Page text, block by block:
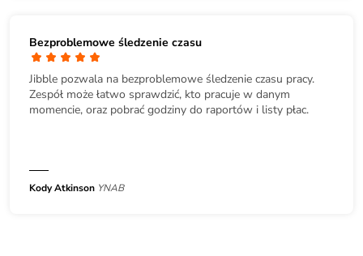
Bezproblemowe śledzenie czasu
Jibble pozwala na bezproblemowe śledzenie czasu pracy.
Zespół może łatwo sprawdzić, kto pracuje w danym
momencie, oraz pobrać godziny do raportów i listy płac.
Kody Atkinson YNAB